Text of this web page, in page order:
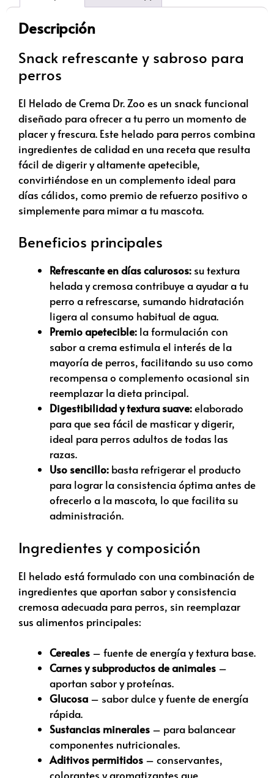
Descripción
Snack refrescante y sabroso para
perros
El Helado de Crema Dr. Zoo es un snack funcional
diseñado para ofrecer a tu perro un momento de
placer y frescura. Este helado para perros combina
ingredientes de calidad en una receta que resulta
fácil de digerir y altamente apetecible,
convirtiéndose en un complemento ideal para
días cálidos, como premio de refuerzo positivo o
simplemente para mimar a tu mascota.
Beneficios principales
Refrescante en días calurosos: su textura
helada y cremosa contribuye a ayudar a tu
perro a refrescarse, sumando hidratación
ligera al consumo habitual de agua.
Premio apetecible: la formulación con
sabor a crema estimula el interés de la
mayoría de perros, facilitando su uso como
recompensa o complemento ocasional sin
reemplazar la dieta principal.
Digestibilidad y textura suave:elaborado
para que sea fácil de masticar y digerir,
ideal para perros adultos de todas las
razas.
Uso sencillo: basta refrigerar el producto
para lograr la consistencia óptima antes de
ofrecerlo a la mascota, lo que facilita su
administración.
Ingredientes y composición
El helado está formulado con una combinación de
ingredientes que aportan sabor y consistencia
cremosa adecuada para perros, sin reemplazar
sus alimentos principales:
Cereales – fuente de energía y textura base.
Carnes y subproductos de animales –
aportan sabor y proteínas.
Glucosa – sabor dulce y fuente de energía
rápida.
Sustancias minerales – para balancear
componentes nutricionales.
Aditivos permitidos – conservantes,